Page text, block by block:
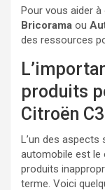
Pour vous aider
Bricorama ou
des ressources
produits
Citroën C3
L’un des aspects
automobile est le
produits
terme. Voici